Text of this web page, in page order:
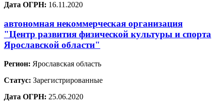
Дата ОГРН: 16.11.2020
автономная некоммерческая организация
"Центр развития физической культуры и спорта
Ярославской области"
Регион: Ярославская область
Статус: Зарегистрированные
Дата ОГРН: 25.06.2020